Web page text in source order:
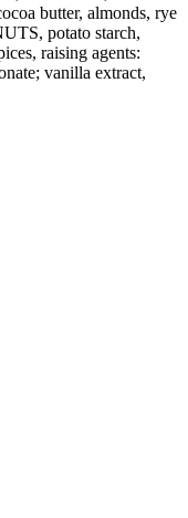
butter, almonds, rye
potato starch,
raising agents:
vanilla extract,